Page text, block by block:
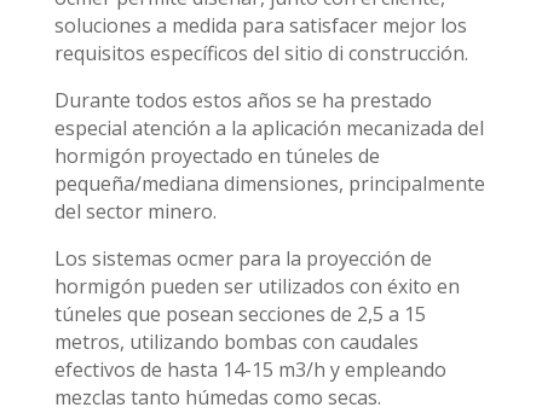
soluciones a medida para satisfacer mejor los
requisitos específicos del sitio di construcción.
Durante todos estos años se ha prestado
especial atención a la aplicación mecanizada del
hormigón proyectado en túneles de
pequeña/mediana dimensiones, principalmente
del sector minero.
Los sistemas ocmer para la proyección de
hormigón pueden ser utilizados con éxito en
túneles que posean secciones de 2,5 a 15
metros, utilizando bombas con caudales
efectivos de hasta 14-15 m3/h y empleando
mezclas tanto húmedas como secas.